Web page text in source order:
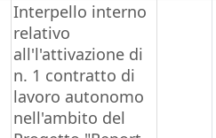
Interpello interno
relativo
all'l'attivazione di
n. 1 contratto di
lavoro autonomo
nell'ambito del